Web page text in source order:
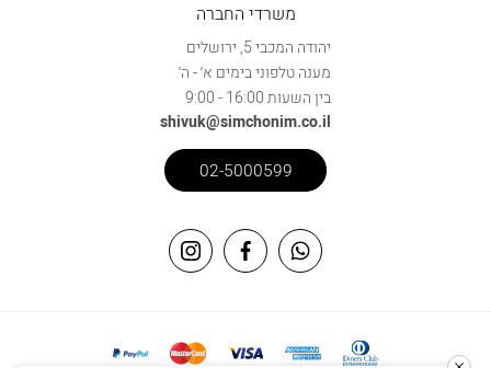
משרדי החברה
יהודה המכבי 5, ירושלים
מענה טלפוני בימים א׳ - ה׳
בין השעות 16:00 - 9:00
shivuk@simchonim.co.il
02-5000599